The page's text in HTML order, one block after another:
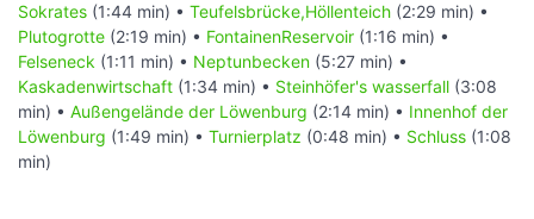
Sokrates (1:44 min) • Teufelsbrücke,Höllenteich (2:29 min) •
Plutogrotte (2:19 min) • FontainenReservoir (1:16 min) •
Felseneck (1:11 min) • Neptunbecken (5:27 min) •
Kaskadenwirtschaft (1:34 min) • Steinhöfer's wasserfall (3:08
min) • Außengelände der Löwenburg (2:14 min) • Innenhof der
Löwenburg (1:49 min) • Turnierplatz (0:48 min) • Schluss (1:08
min)